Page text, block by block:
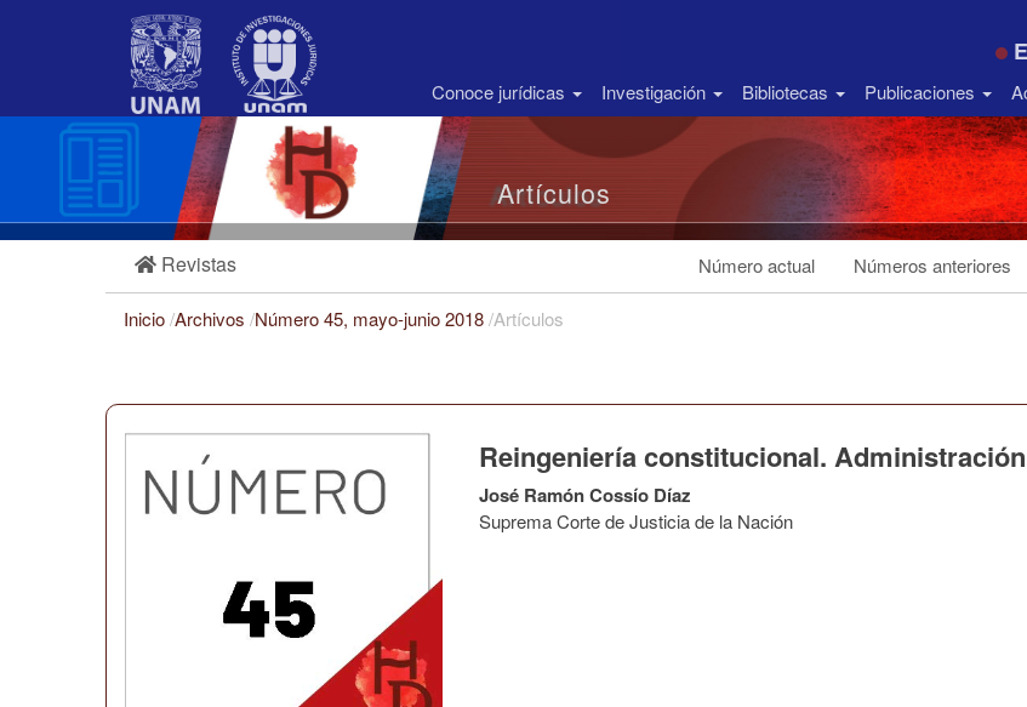
Barra
Conoce jurídicas Investigación Bibliotecas Publicaciones
Artículos
Revistas Número actual Números anteriores
Inicio/Archivos /Número 45, mayo-junio 2018/Artículos
Reingeniería constitucional.
José Ramón Cossío Díaz
Suprema Corte de Justicia de la Nación